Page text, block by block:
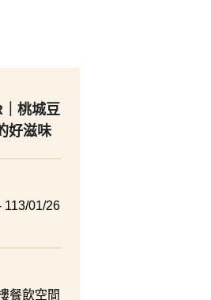
桃城豆
好滋味
113/01/26
餐飲空間